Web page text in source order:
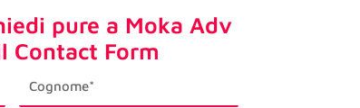
pure a Moka Adv
Contact Form